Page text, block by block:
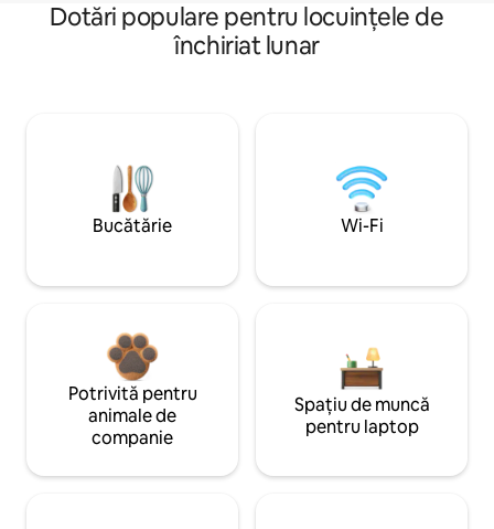
Dotări populare pentru locuințele de
închiriat lunar
Bucătărie Wi-Fi
Potrivită pentru
animale de
companie
Spațiu de muncă
pentru laptop